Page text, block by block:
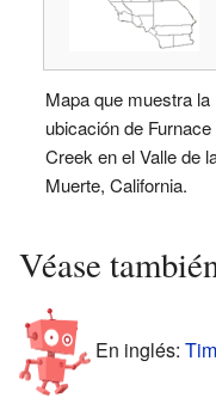
Mapa que muestra la
ubicación de Furnace
Creek en el Valle de
Muerte, California.
Véase
En inglés: